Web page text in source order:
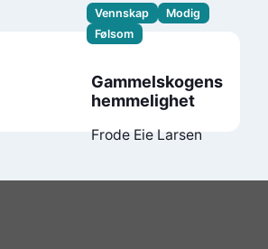
Vennskap
Modig
Følsom
Gammelskogens
hemmelighet
Frode Eie Larsen